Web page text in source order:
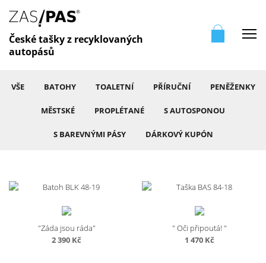
České tašky z recyklovaných
autopásů
VŠE BATOHY TOALETNÍ PŘÍRUČNÍ PENĚŽENKY
MĚSTSKÉ PROPLÉTANÉ S AUTOSPONOU
S BAREVNÝMI PÁSY DÁRKOVÝ KUPÓN
"Záda jsou ráda"
2 390 Kč
" Oči připoutá! "
1 470 Kč